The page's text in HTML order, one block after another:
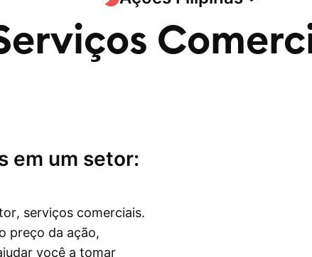
serviços comerciais.
preço da ação,
você a tomar